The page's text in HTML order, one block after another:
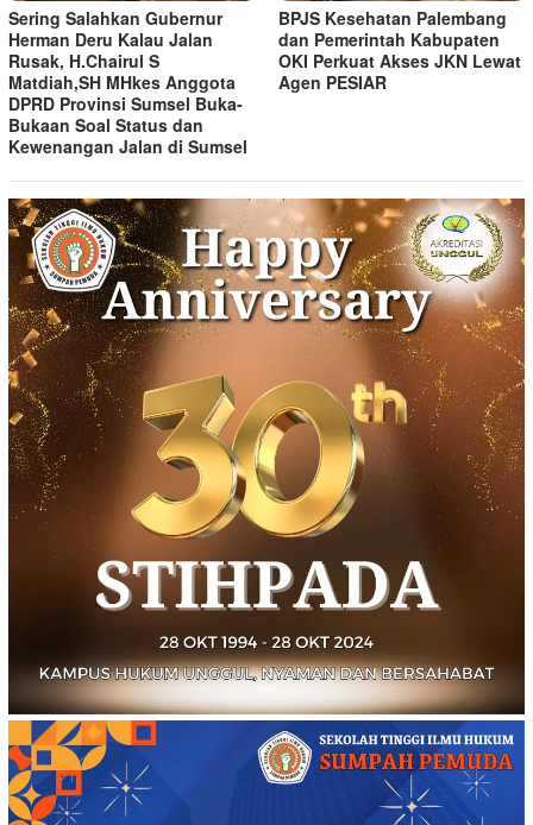
Sering Salahkan Gubernur
Herman Deru Kalau Jalan
Rusak, H.Chairul S
Matdiah,SH MHkes Anggota
DPRD Provinsi Sumsel Buka-
Bukaan Soal Status dan
Kewenangan Jalan di Sumsel
BPJS Kesehatan Palembang
dan Pemerintah Kabupaten
OKI Perkuat Akses JKN Lewat
Agen PESIAR